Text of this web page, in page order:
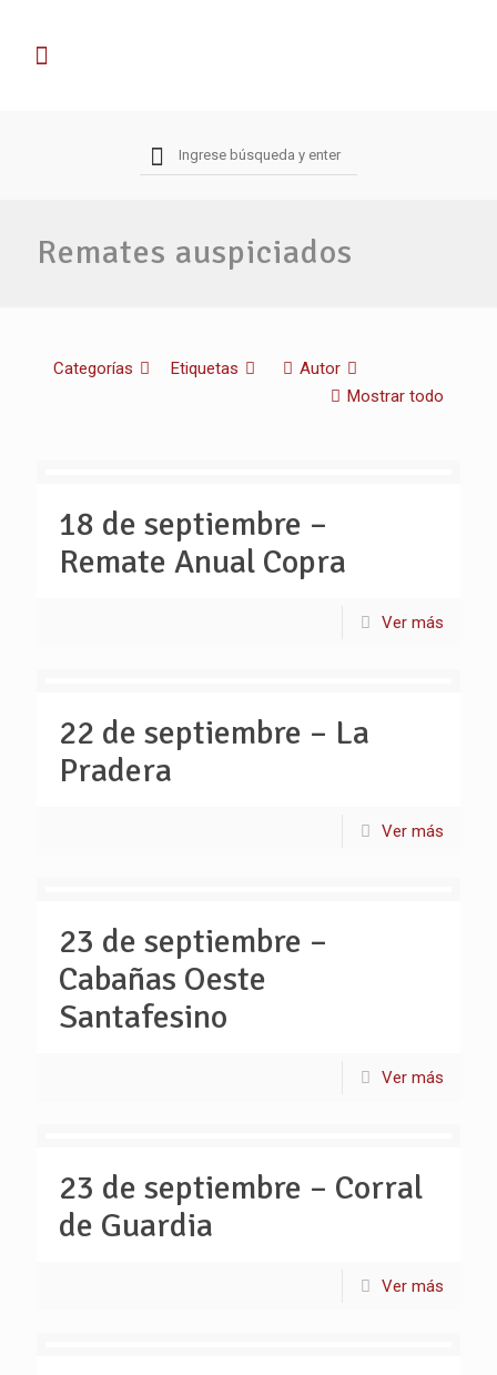
Remates auspiciados
Categorías Etiquetas
Autor
Mostrar todo
18 de septiembre –
Remate Anual Copra
Ver más
22 de septiembre – La
Pradera
Ver más
23 de septiembre –
Cabañas Oeste
Santafesino
Ver más
23 de septiembre – Corral
de Guardia
Ver más